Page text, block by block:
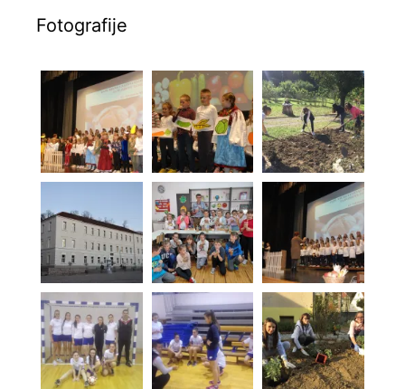
Fotografije